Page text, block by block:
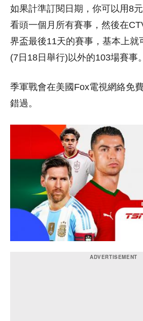
如果計準訂閱日期，你可以用8
看頭一個月所有賽事，然後在
界盃最後11天的賽事，基本上就
(7日18日舉行)以外的103場賽事。
季軍戰會在美國Fox電視網絡免
錯過。